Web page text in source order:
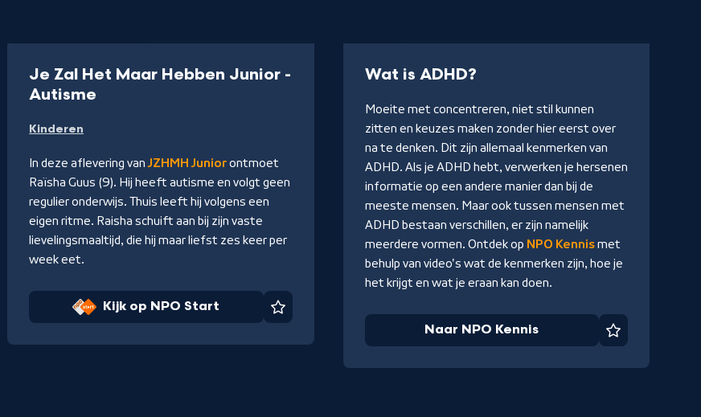
Je Zal Het Maar Hebben Junior -
Autisme
NPO
Start
Kinderen
In deze aflevering vanJZHMH Juniorontmoet
Raïsha Guus (9). Hij heeft autisme en volgt geen
regulier onderwijs. Thuis leeft hij volgens een
eigen ritme. Raisha schuift aan bij zijn vaste
lievelingsmaaltijd, die hij maar liefst zes keer per
week eet.
Kijk op NPO Start Favoriet
Wat is ADHD?-
NPO
Kennis
Moeite met concentreren, niet stil kunnen
zitten en keuzes maken zonder hier eerst over
na te denken. Dit zijn allemaal kenmerken van
ADHD. Als je ADHD hebt, verwerken je hersenen
informatie op een andere manier dan bij de
meeste mensen. Maar ook tussen mensen met
ADHD bestaan verschillen, er zijn namelijk
meerdere vormen. Ontdek op NPO Kennismet
behulp van video's wat de kenmerken zijn, hoe je
het krijgt en wat je eraan kan doen.
Naar NPO Kennis Favoriet